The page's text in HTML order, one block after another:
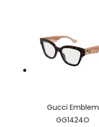
Gucci Emblem
GG1424O